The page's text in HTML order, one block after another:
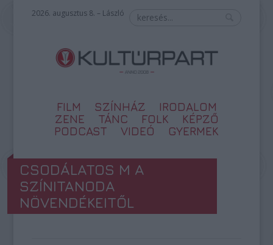
2026. augusztus 8. – László
FILM SZÍNHÁZ
IRODALOM
ZENE
TÁNC FOLK
KÉPZŐ
PODCAST
VIDEÓ GYERMEK
CSODÁLATOS M A
SZÍNITANODA
NÖVENDÉKEITŐL